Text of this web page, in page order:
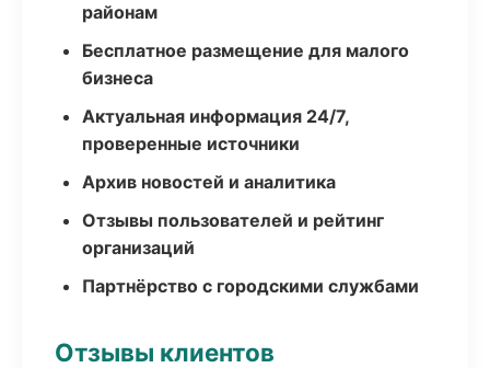
районам
Бесплатное размещение для малого
бизнеса
Актуальная информация 24/7,
проверенные источники
Архив новостей и аналитика
Отзывы пользователей и рейтинг
организаций
Партнёрство с городскими службами
Отзывы клиентов